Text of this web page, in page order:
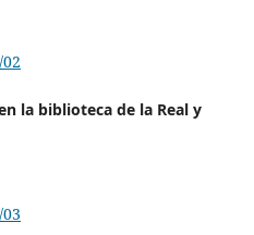
la biblioteca de la Real y